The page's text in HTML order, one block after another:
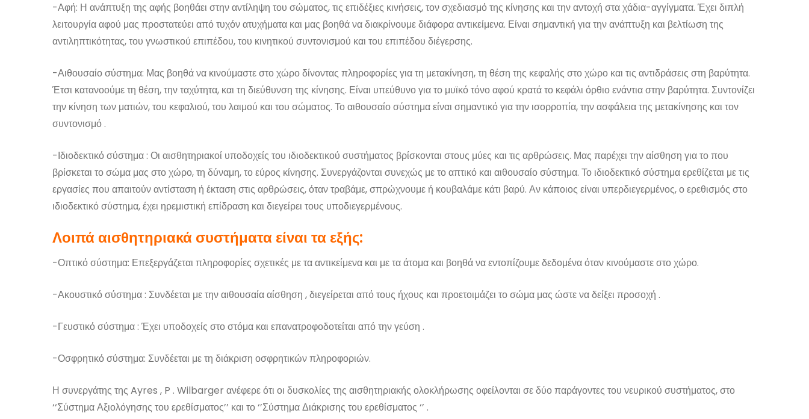
-Αφή: Η ανάπτυξη της αφής βοηθάει στην αντίληψη του σώματος, τις επιδέξιες κινήσεις, τον σχεδιασμό της κίνησης και την αντοχή στα χάδια-αγγίγματα. Έχει διπλή
λειτουργία αφού μας προστατεύει από τυχόν ατυχήματα και μας βοηθά να διακρίνουμε διάφορα αντικείμενα. Είναι σημαντική για την ανάπτυξη και βελτίωση της
αντιληπτικότητας, του γνωστικού επιπέδου, του κινητικού συντονισμού και του επιπέδου διέγερσης.
-Αιθουσαίο σύστημα: Μας βοηθά να κινούμαστε στο χώρο δίνοντας πληροφορίες για τη μετακίνηση, τη θέση της κεφαλής στο χώρο και τις αντιδράσεις στη βαρύτητα.
Έτσι κατανοούμε τη θέση, την ταχύτητα, και τη διεύθυνση της κίνησης. Είναι υπεύθυνο για το μυϊκό τόνο αφού κρατά το κεφάλι όρθιο ενάντια στην βαρύτητα. Συντονίζει
την κίνηση των ματιών, του κεφαλιού, του λαιμού και του σώματος. Το αιθουσαίο σύστημα είναι σημαντικό για την ισορροπία, την ασφάλεια της μετακίνησης και τον
συντονισμό .
-Ιδιοδεκτικό σύστημα : Οι αισθητηριακοί υποδοχείς του ιδιοδεκτικού συστήματος βρίσκονται στους μύες και τις αρθρώσεις. Μας παρέχει την αίσθηση για το που
βρίσκεται το σώμα μας στο χώρο, τη δύναμη, το εύρος κίνησης. Συνεργάζονται συνεχώς με το απτικό και αιθουσαίο σύστημα. Το ιδιοδεκτικό σύστημα ερεθίζεται με τις
εργασίες που απαιτούν αντίσταση ή έκταση στις αρθρώσεις, όταν τραβάμε, σπρώχνουμε ή κουβαλάμε κάτι βαρύ. Αν κάποιος είναι υπερδιεγερμένος, ο ερεθισμός στο
ιδιοδεκτικό σύστημα, έχει ηρεμιστική επίδραση και διεγείρει τους υποδιεγερμένους.
Λοιπά αισθητηριακά συστήματα είναι τα εξής:
-Οπτικό σύστημα: Επεξεργάζεται πληροφορίες σχετικές με τα αντικείμενα και με τα άτομα και βοηθά να εντοπίζουμε δεδομένα όταν κινούμαστε στο χώρο.
-Ακουστικό σύστημα : Συνδέεται με την αιθουσαία αίσθηση , διεγείρεται από τους ήχους και προετοιμάζει το σώμα μας ώστε να δείξει προσοχή .
-Γευστικό σύστημα : Έχει υποδοχείς στο στόμα και επανατροφοδοτείται από την γεύση .
-Οσφρητικό σύστημα: Συνδέεται με τη διάκριση οσφρητικών πληροφοριών.
Η συνεργάτης της Ayres , P . Wilbarger ανέφερε ότι οι δυσκολίες της αισθητηριακής ολοκλήρωσης οφείλονται σε δύο παράγοντες του νευρικού συστήματος, στο
‘‘Σύστημα Αξιολόγησης του ερεθίσματος’’ και το ‘’Σύστημα Διάκρισης του ερεθίσματος ‘’ .